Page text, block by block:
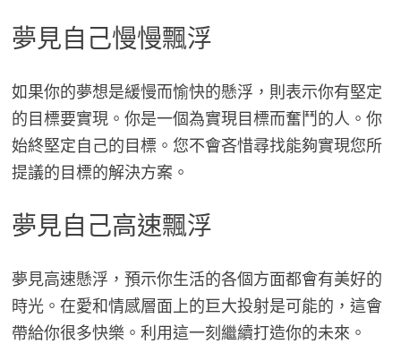
夢見自己慢慢飄浮
如果你的夢想是緩慢而愉快的懸浮，則表示你有堅定
的目標要實現。你是一個為實現目標而奮鬥的人。你
始終堅定自己的目標。您不會吝惜尋找能夠實現您所
提議的目標的解決方案。
夢見自己高速飄浮
夢見高速懸浮，預示你生活的各個方面都會有美好的
時光。在愛和情感層面上的巨大投射是可能的，這會
帶給你很多快樂。利用這一刻繼續打造你的未來。